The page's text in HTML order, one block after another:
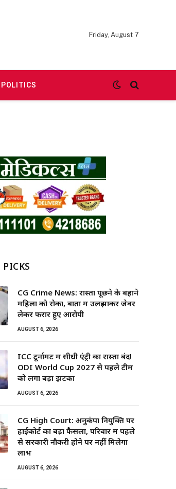
Friday, August 7
POLITICS
PICKS
CG Crime News: रास्ता पूछने के बहाने
महिला को रोका, बातों में उलझाकर जेवर
लेकर फरार हुए आरोपी
AUGUST 6, 2026
ICC टूर्नामेंट में सीधी एंट्री का रास्ता बंद!
ODI World Cup 2027 से पहले टीम
को लगा बड़ा झटका
AUGUST 6, 2026
CG High Court: अनुकंपा नियुक्ति पर
हाईकोर्ट का बड़ा फैसला, परिवार में पहले
से सरकारी नौकरी होने पर नहीं मिलेगा
लाभ
AUGUST 6, 2026